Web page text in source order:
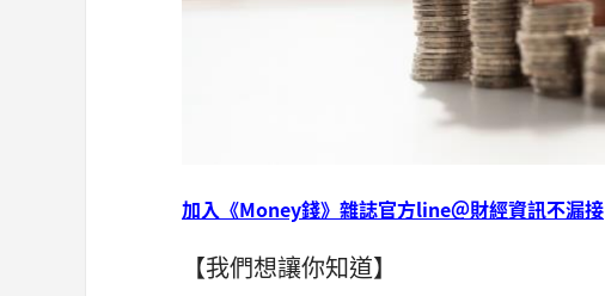
加入《Money錢》雜誌官方line＠財經資訊不漏接
【我們想讓你知道】